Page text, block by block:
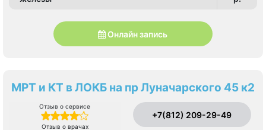
Онлайн запись
МРТ и КТ в ЛОКБ на пр Луначарского 45 к2
Отзыв о сервисе
Отзыв о врачах
+7(812) 209-29-49